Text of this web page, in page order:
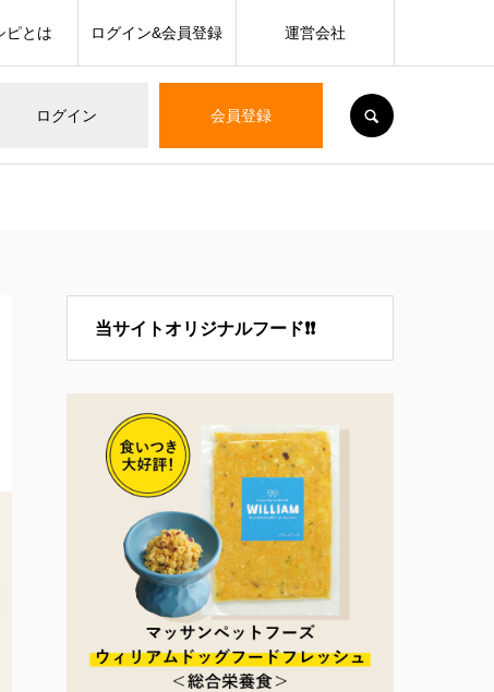
ログイン 会員登録
ピとは ログイン&会員登録 運営会社
当サイトオリジナルフード❗❗